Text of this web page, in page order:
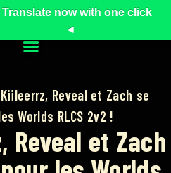
Reveal et Zach se
Worlds RLCS 2v2 !
Reveal et Zach
now with one click
◄